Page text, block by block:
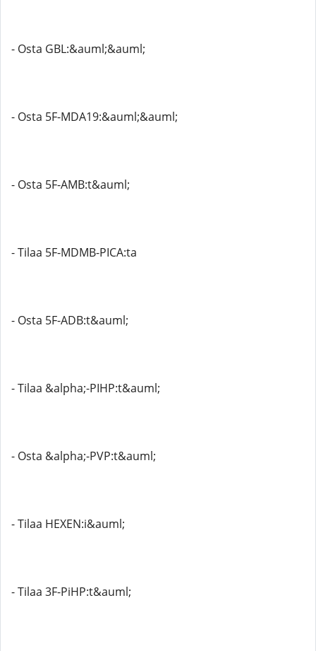
- Osta GBL:&auml;&auml;
- Osta 5F-MDA19:&auml;&auml;
- Osta 5F-AMB:t&auml;
- Tilaa 5F-MDMB-PICA:ta
- Osta 5F-ADB:t&auml;
- Tilaa &alpha;-PIHP:t&auml;
- Osta &alpha;-PVP:t&auml;
- Tilaa HEXEN:i&auml;
- Tilaa 3F-PiHP:t&auml;